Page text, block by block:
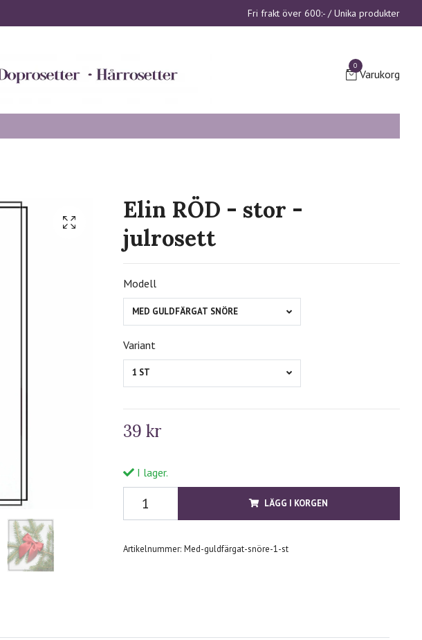
Fri frakt över 600:- / Unika produkter
0
Varukorg
Elin RÖD - stor -
julrosett
Modell
MED GULDFÄRGAT SNÖRE
Variant
1 ST
39 kr
I lager.
LÄGG I KORGEN
Artikelnummer: Med-guldfärgat-snöre-1-st